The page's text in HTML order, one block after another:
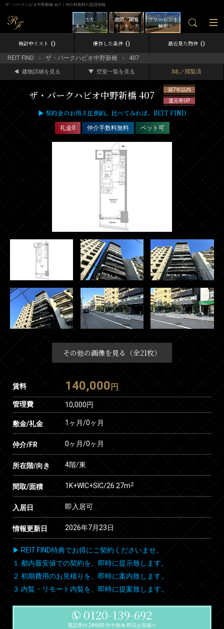
ザ・パークハビオ中野新橋 407｜仲介料無料の賃貸情報
フリーレント
検索
週間／閲覧
ランキング
5大
キャンペーン
検討中リスト 0 保存した条件 0 最近見た物件 0
REIT FIND ザ・パークハビオ中野新橋 407
建物詳細を見る 空室一覧を見る 3名／閲覧済
ザ・パークハビオ中野新橋 407
築7年以内
還元率UP
▶ 契約金のお得さ圧倒的。比べてみれば、REIT FIND
礼金0 仲介手数料無料 ペット可
その他の画像を見る（全21枚）
賃料 140,000 円
管理費 10,000円
敷金/礼金 1ヶ月/0ヶ月
仲介/FR 0ヶ月/0ヶ月
所在階/向き 4階/東
間取/面積 1K+WIC+SIC/26.27m2
入居日 即入居可
情報更新日 2026年7月23日
▶ REIT FIND特典でお得にご契約くださいませ。
１.都内最安値での契約を、即時に提示致します。
２.初期費用のお見積りを、即時に案内致します。
３.内覧・リモート内覧を、即時に提案致します。
0120-139-692
電話受付 24時間 年中無休 即日お見積り